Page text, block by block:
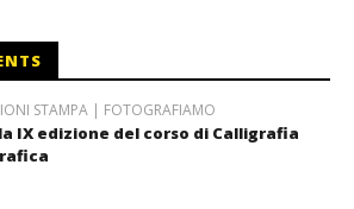
STAMPA | FOTOGRAFIAMO
IX edizione del corso di Calligrafia